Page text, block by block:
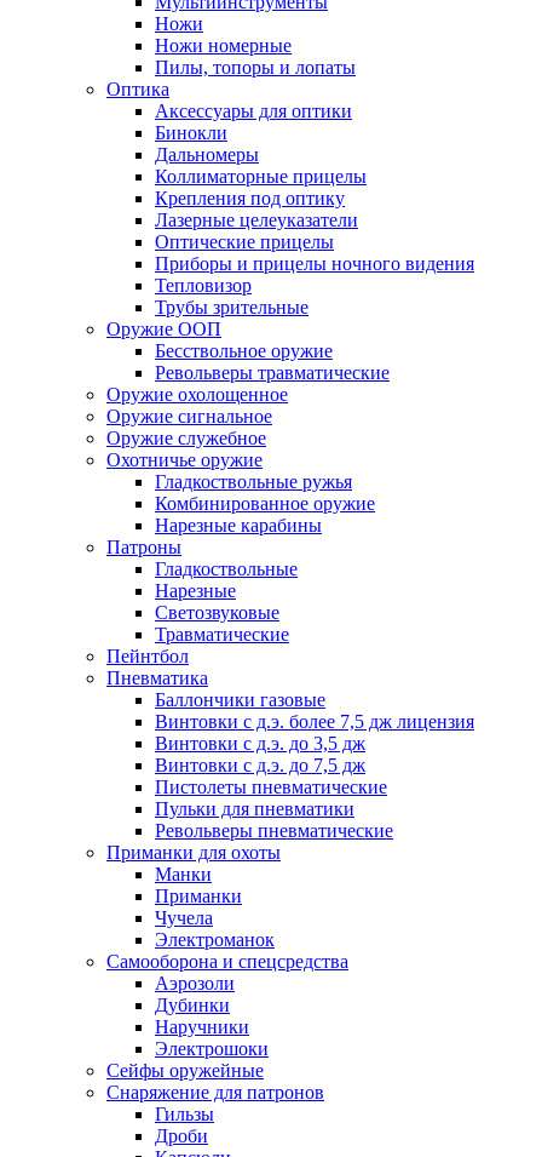
Ножи
Ножи номерные
Пилы, топоры и лопаты
Оптика
Аксессуары для оптики
Бинокли
Дальномеры
Коллиматорные прицелы
Крепления под оптику
Лазерные целеуказатели
Оптические прицелы
Приборы и прицелы ночного видения
Тепловизор
Трубы зрительные
Оружие ООП
Бесствольное оружие
Револьверы травматические
Оружие охолощенное
Оружие сигнальное
Оружие служебное
Охотничье оружие
Гладкоствольные ружья
Комбинированное оружие
Нарезные карабины
Патроны
Гладкоствольные
Нарезные
Светозвуковые
Травматические
Пейнтбол
Пневматика
Баллончики газовые
Винтовки с д.э. более 7,5 дж лицензия
Винтовки с д.э. до 3,5 дж
Винтовки с д.э. до 7,5 дж
Пистолеты пневматические
Пульки для пневматики
Револьверы пневматические
Приманки для охоты
Манки
Приманки
Чучела
Электроманок
Самооборона и спецсредства
Аэрозоли
Дубинки
Наручники
Электрошоки
Сейфы оружейные
Снаряжение для патронов
Гильзы
Дроби